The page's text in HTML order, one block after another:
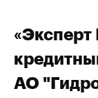
«Эксперт
АО